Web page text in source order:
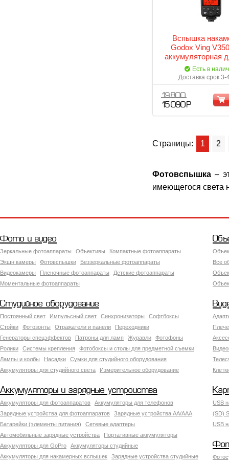
Вспышка
Godox Ving
аккумуляторная
Есть в
Доставка срок 3-
19 800
15 090 Р
Страницы: 1 2
Фотовспышка –
имеющегося света
Фото и видео
Зеркальные фотоаппараты Объективы
Компактные фотоаппараты
Экшн камеры
Фотовспышки
Беззеркальные фотоаппараты
Видеокамеры
Пленочные фотоаппараты
Детские фотоаппараты
Моментальные фотоаппараты
Все
Студийное оборудование
Постоянный свет Импульсный свет Синхронизаторы
Софтбоксы
Стойки
Фотозонты Отражатели и панели
Переходники
Генераторы спецэффектов
Патроны для ламп Журавли
Фотофоны
Ролики
Системы крепления
Фотобоксы и столы для предметной съемки
Лампы и колбы
Насадки
Сумки для студийного оборудования
Аккумуляторы для студийного света
Измерительное оборудование
Аккумуляторы и зарядные устройства
Аккумуляторы для фотоаппаратов
Аккумуляторы для телефонов
Зарядные устройства для фотоаппаратов
Зарядные устройства AA/AAA
Батарейки (элементы питания)
Сетевые адаптеры
Автомобильные зарядные устройства
Портативные аккумуляторы
Аккумуляторы для GoPro
Аккумуляторы студийные
Аккумуляторы для накамерных вспышек
Зарядные устройства студийные
USB
(SD)
USB